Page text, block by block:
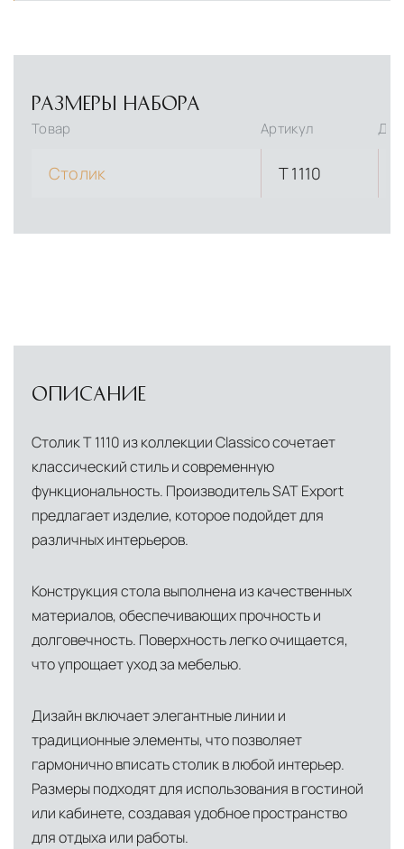
РАЗМЕРЫ НАБОРА
Товар Артикул
Столик T 1110
ОПИСАНИЕ
Столик T 1110 из коллекции Classico сочетает
классический стиль и современную
функциональность. Производитель SAT Export
предлагает изделие, которое подойдет для
различных интерьеров.
Конструкция стола выполнена из качественных
материалов, обеспечивающих прочность и
долговечность. Поверхность легко очищается,
что упрощает уход за мебелью.
Дизайн включает элегантные линии и
традиционные элементы, что позволяет
гармонично вписать столик в любой интерьер.
Размеры подходят для использования в гостиной
или кабинете, создавая удобное пространство
для отдыха или работы.